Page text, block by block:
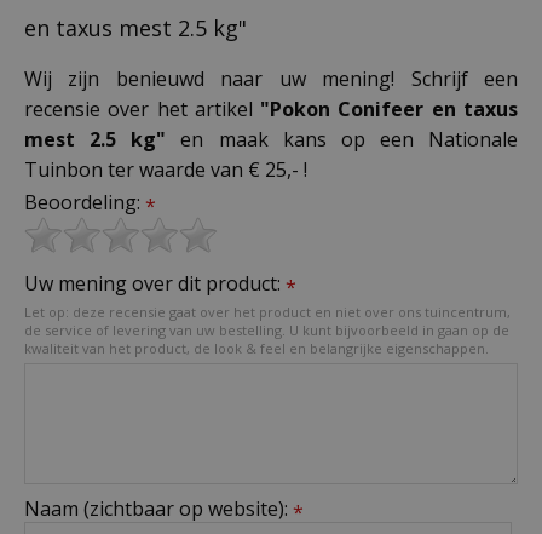
en taxus mest 2.5 kg"
Wij zijn benieuwd naar uw mening! Schrijf een
recensie over het artikel "Pokon Conifeer en taxus
mest 2.5 kg" en maak kans op een Nationale
Tuinbon ter waarde van € 25,- !
Beoordeling: *
Uw mening over dit product: *
Let op: deze recensie gaat over het product en niet over ons tuincentrum,
de service of levering van uw bestelling. U kunt bijvoorbeeld in gaan op de
kwaliteit van het product, de look & feel en belangrijke eigenschappen.
Naam (zichtbaar op website): *